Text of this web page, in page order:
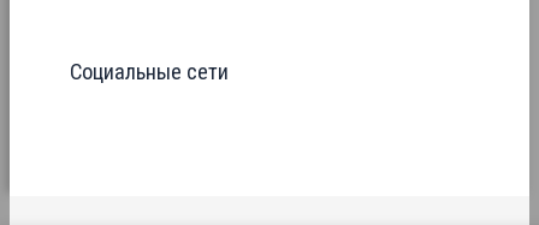
Социальные сети